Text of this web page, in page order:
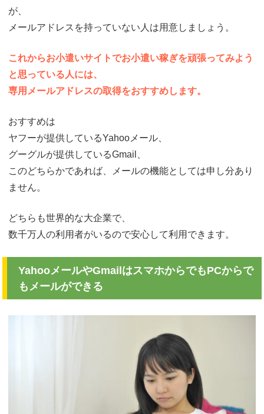
が、
メールアドレスを持っていない人は用意しましょう。
これからお小遣いサイトでお小遣い稼ぎを頑張ってみよう
と思っている人には、
専用メールアドレスの取得をおすすめします。
おすすめは
ヤフーが提供しているYahooメール、
グーグルが提供しているGmail、
このどちらかであれば、メールの機能としては申し分あり
ません。
どちらも世界的な大企業で、
数千万人の利用者がいるので安心して利用できます。
YahooメールやGmailはスマホからでもPCからで
もメールができる